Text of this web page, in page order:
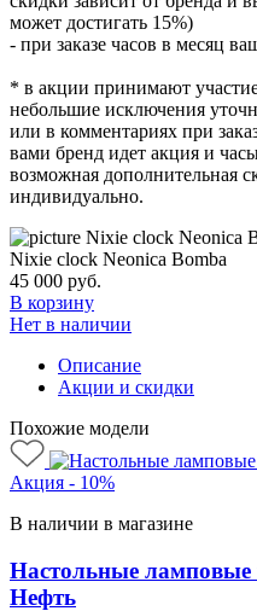
может достигать 15%)
- при заказе часов в месяц
* в акции принимают
небольшие исключения
или в комментариях при
вами бренд идет акция и
возможная дополнительная
индивидуально.
Nixie clock Neonica Bomba
45 000 руб.
В корзину
Нет в наличии
Описание
Акции и скидки
Похожие модели
Акция - 10%
В наличии в магазине
Настольные ламповые
Нефть